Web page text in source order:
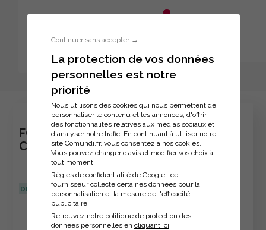
Continuer sans accepter →
La protection de vos données
personnelles est notre
priorité
Nous utilisons des cookies qui nous permettent de
personnaliser le contenu et les annonces, d'offrir
des fonctionnalités relatives aux médias sociaux et
d'analyser notre trafic. En continuant à utiliser notre
site Comundi.fr, vous consentez à nos cookies.
Vous pouvez changer d’avis et modifier vos choix à
tout moment.
Règles de confidentialité de Google : ce
fournisseur collecte certaines données pour la
personnalisation et la mesure de l'efficacité
publicitaire.
Retrouvez notre politique de protection des
données personnelles en cliquant ici
Inscription à la formation
FORMATION : STRATÉGIE DE
COMMUNICATION 360°
DERNIÈRE MISE À JOUR :05/11/2025
Veuillez décrire votre situation